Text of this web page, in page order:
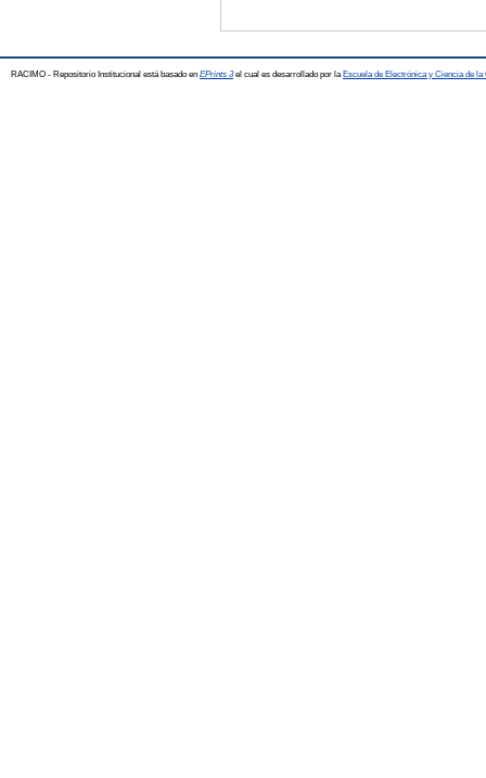
RACIMO - Repositorio Institucional está basado en EPrints 3el cual es desarrollado por la Escuela de Electrónica y Ciencia de la